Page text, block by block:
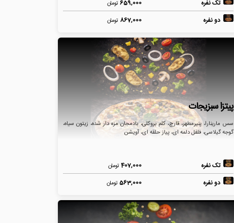
تک نفره 659,000تومان
دو نفره 867,000 تومان
پیتزا سبزیجات
سس مارینارا، پنیرمطهر، قارچ، کلم بروکلی، بادمجان مزه دار شده، زیتون سیاه،
گوجه گیلاسی، فلفل دلمه ای، پیاز حلقه ای، آویشن
تک نفره 407,000تومان
دو نفره 563,000تومان